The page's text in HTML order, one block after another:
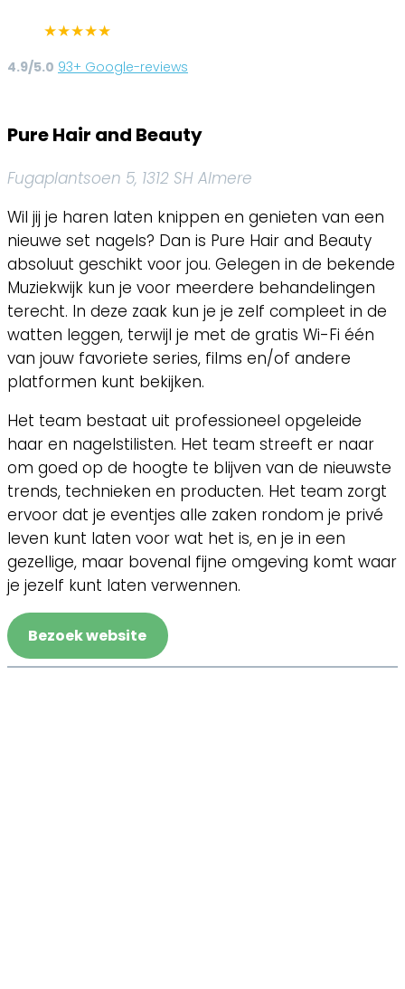
★★★★★
4.9/5.0 93+ Google-reviews
Pure Hair and Beauty
Fugaplantsoen 5, 1312 SH Almere
Wil jij je haren laten knippen en genieten van een
nieuwe set nagels? Dan is Pure Hair and Beauty
absoluut geschikt voor jou. Gelegen in de bekende
Muziekwijk kun je voor meerdere behandelingen
terecht. In deze zaak kun je je zelf compleet in de
watten leggen, terwijl je met de gratis Wi-Fi één
van jouw favoriete series, films en/of andere
platformen kunt bekijken.
Het team bestaat uit professioneel opgeleide
haar en nagelstilisten. Het team streeft er naar
om goed op de hoogte te blijven van de nieuwste
trends, technieken en producten. Het team zorgt
ervoor dat je eventjes alle zaken rondom je privé
leven kunt laten voor wat het is, en je in een
gezellige, maar bovenal fijne omgeving komt waar
je jezelf kunt laten verwennen.
Bezoek website